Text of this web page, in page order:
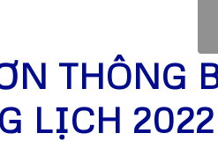
THÔNG
LỊCH 2022